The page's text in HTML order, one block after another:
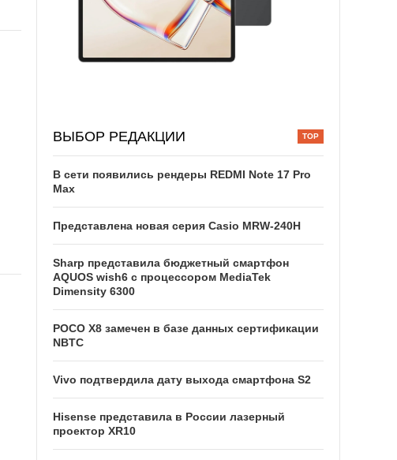
ВЫБОР РЕДАКЦИИ
В сети появились рендеры REDMI Note 17 Pro
Max
Представлена новая серия Casio MRW-240H
Sharp представила бюджетный смартфон
AQUOS wish6 с процессором MediaTek
Dimensity 6300
POCO X8 замечен в базе данных сертификации
NBTC
Vivo подтвердила дату выхода смартфона S2
Hisense представила в России лазерный
проектор XR10